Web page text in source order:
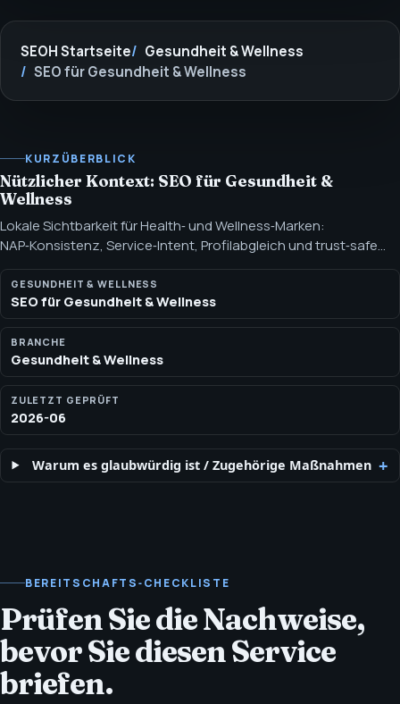
SEOH Startseite
Gesundheit & Wellness
SEO für Gesundheit & Wellness
KURZÜBERBLICK
Nützlicher Kontext: SEO für Gesundheit &
Wellness
Lokale Sichtbarkeit für Health‑ und Wellness‑Marken:
NAP‑Konsistenz, Service‑Intent, Profilabgleich und trust‑safe
Seiten. Lokales Health‑SEO verbindet Profile, Standortseiten,
Leistungsseiten und Kontaktwege und wahrt dabei
Claim‑Disziplin.
GESUNDHEIT & WELLNESS
SEO für Gesundheit & Wellness
BRANCHE
Gesundheit & Wellness
ZULETZT GEPRÜFT
2026-06
Warum es glaubwürdig ist /Zugehörige Maßnahmen
BEREITSCHAFTS‑CHECKLISTE
Prüfen Sie die Nachweise,
bevor Sie diesen Service
briefen.